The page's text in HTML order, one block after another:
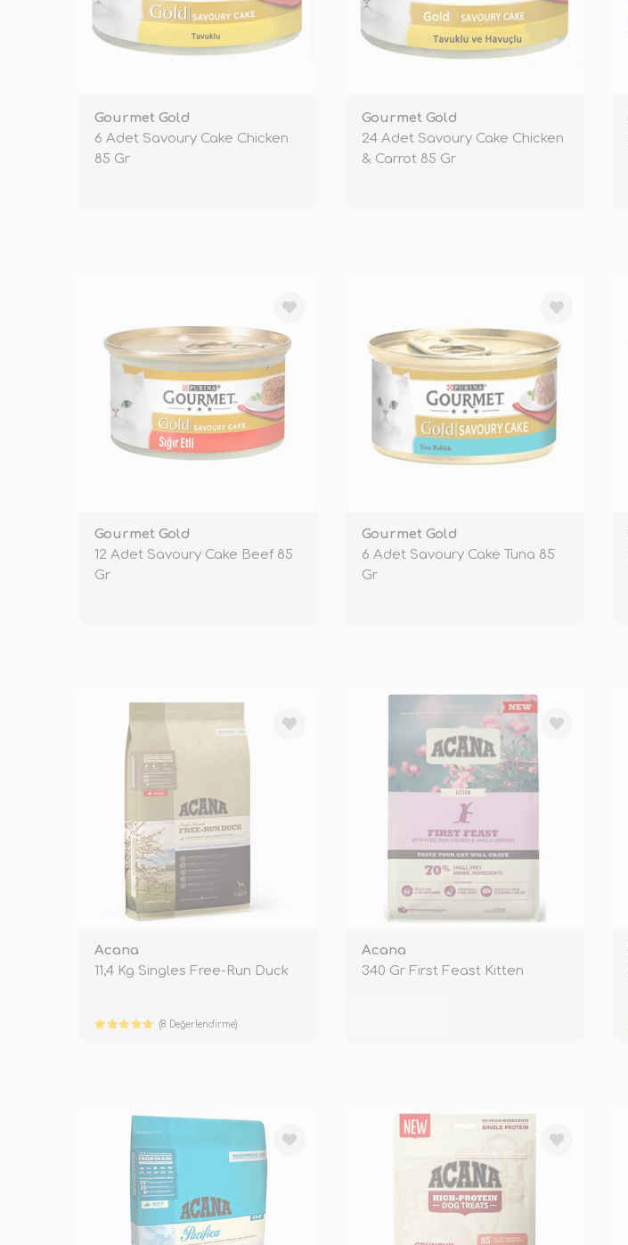
Gourmet Gold
6 Adet Savoury Cake Chicken
85 Gr
Gourmet Gold
24 Adet Savoury Cake Chicken
& Carrot 85 Gr
Gourmet Gold
12 Adet Savoury Cake Beef 85
Gr
Gourmet Gold
6 Adet Savoury Cake Tuna 85
Gr
Acana
11,4 Kg Singles Free-Run Duck
(8 Değerlendirme)
Acana
340 Gr First Feast Kitten